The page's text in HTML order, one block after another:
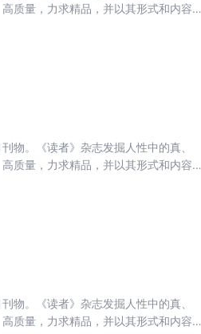
质量，力求精品，并以其形式和内容的
物。《读者》杂志发掘人性中的真、
质量，力求精品，并以其形式和内容的
物。《读者》杂志发掘人性中的真、
质量，力求精品，并以其形式和内容的